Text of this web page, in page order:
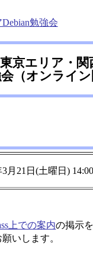
勉強会
京エリア・関
（オンライン
3月21日(土曜日)
上での案内の掲示
いします。